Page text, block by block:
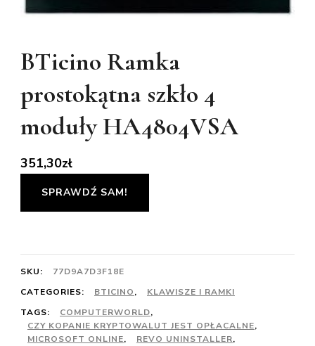
BTicino Ramka
prostokątna szkło 4
moduły HA4804VSA
351,30zł
SPRAWDŹ SAM!
SKU:
77D9A7D3F18E
CATEGORIES:
BTICINO,
KLAWISZE I RAMKI
TAGS:
COMPUTERWORLD,
CZY KOPANIE KRYPTOWALUT JEST OPŁACALNE,
MICROSOFT ONLINE, REVO UNINSTALLER,